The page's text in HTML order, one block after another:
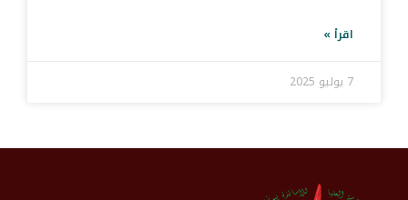
اقرأ »
7 يوليو 2025